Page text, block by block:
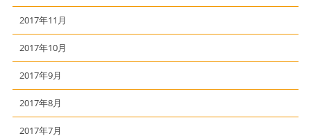
2017年11月
2017年10月
2017年9月
2017年8月
2017年7月